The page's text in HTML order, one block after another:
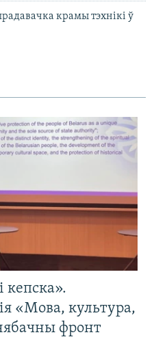
крамы тэхнікі ў
кепска».
«Мова, культура,
фронт